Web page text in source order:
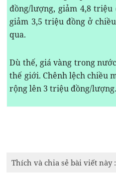
đồng/lượng, giảm 4,8
giảm 3,5 triệu đồng ở
qua.
Dù thế, giá vàng trong
thế giới. Chênh lệch chiều
rộng lên 3 triệu đồng/lượng.
Thích và chia sẻ bài viết này :